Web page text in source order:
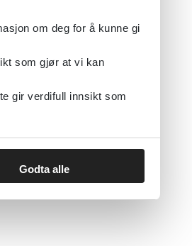
om deg for å kunne gi
som gjør at vi kan
gir verdifull innsikt som
Godta alle